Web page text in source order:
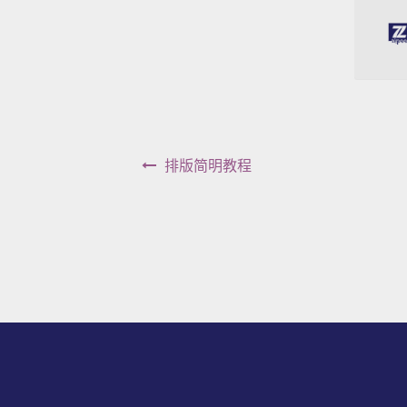
文章导航排版简明教程